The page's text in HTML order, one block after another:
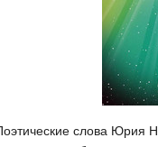
слова Юрия